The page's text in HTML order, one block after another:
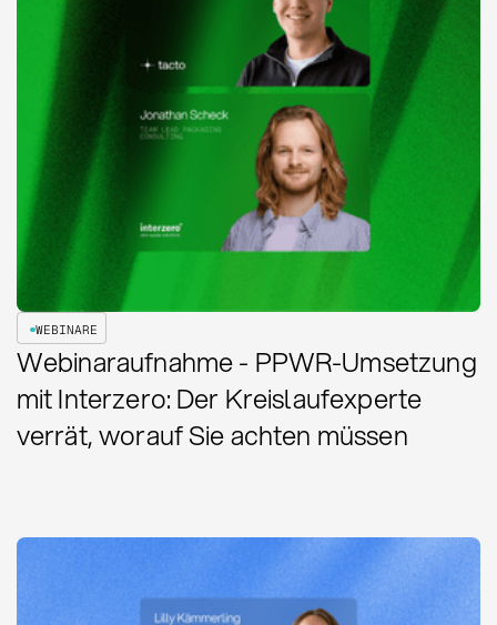
WEBINARE
Webinaraufnahme - PPWR-Umsetzung
mit Interzero: Der Kreislaufexperte
verrät, worauf Sie achten müssen